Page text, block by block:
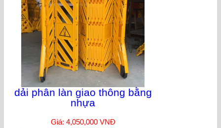
dải phân làn giao thông bằng
nhựa
Giá: 4,050,000 VNĐ